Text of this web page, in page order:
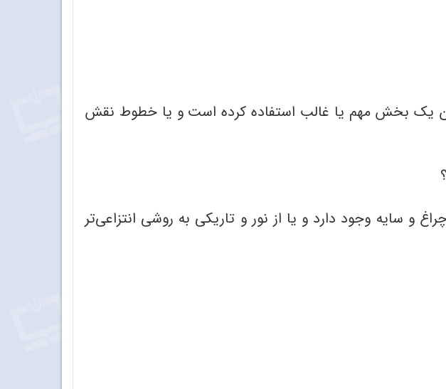
یک بخش مهم یا غالب استفاده کرده است و یا خطوط نقش
و سایه وجود دارد و یا از نور و تاریکی به روشی انتزاعی‌تر